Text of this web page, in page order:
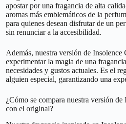
apostar por una fragancia de alta
aromas más emblemáticos de la
para quienes desean disfrutar de un
sin renunciar a la accesibilidad.
Además, nuestra versión de
experimentar la magia de una
necesidades y gustos actuales. Es el
alguien especial, garantizando una
¿Cómo se compara nuestra versión
con el original?